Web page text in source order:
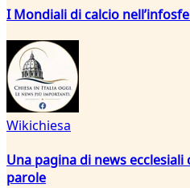
I Mondiali di calcio
Wikichiesa
Una pagina di news
parole